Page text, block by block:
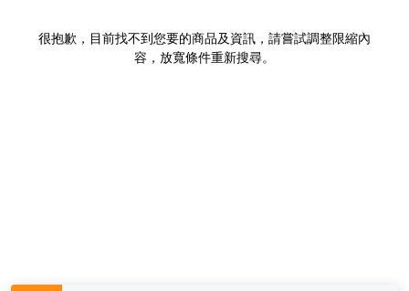
很抱歉，目前找不到您要的商品及資訊，請嘗試調整限縮內
容，放寬條件重新搜尋。